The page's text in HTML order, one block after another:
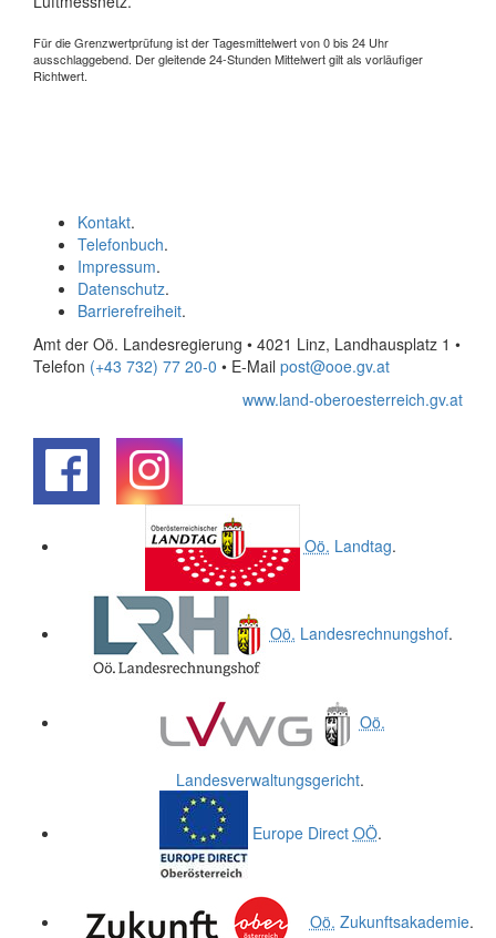
Für die Grenzwertprüfung ist der Tagesmittelwert von 0 bis 24 Uhr
ausschlaggebend. Der gleitende 24-Stunden Mittelwert gilt als vorläufiger
Richtwert.
Kontakt.
Telefonbuch.
Impressum.
Datenschutz.
Barrierefreiheit.
Amt der Oö. Landesregierung • 4021 Linz, Landhausplatz 1 •
Telefon (+43 732) 77 20-0 • E-Mail post@ooe.gv.at
www.land-oberoesterreich.gv.at
Oö. Landtag.
Oö. Landesrechnungshof.
Oö.
Landesverwaltungsgericht.
Europe Direct OÖ.
Oö. Zukunftsakademie.